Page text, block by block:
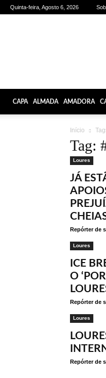
Quinta-feira, Agosto 6, 2026
CAPA ALMADA AMADORA
Início
Tag:
Loures
JÁ
Repórter de
Loures
ICE
O
Repórter de
Loures
Repórter de